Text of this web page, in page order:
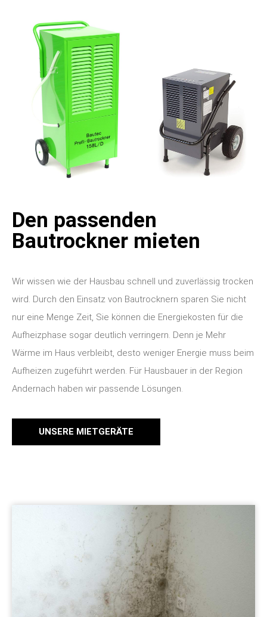
Den passenden
Bautrockner mieten
Wir wissen wie der Hausbau schnell und zuverlässig trocken
wird. Durch den Einsatz von Bautrocknern sparen Sie nicht
nur eine Menge Zeit, Sie können die Energiekosten für die
Aufheizphase sogar deutlich verringern. Denn je Mehr
Wärme im Haus verbleibt, desto weniger Energie muss beim
Aufheizen zugeführt werden. Für Hausbauer in der Region
Andernach haben wir passende Lösungen.
UNSERE MIETGERÄTE